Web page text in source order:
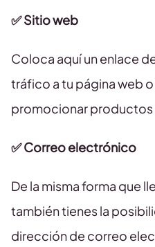
✅ Sitio web
Coloca aquí un enlace
tráfico a tu página web
promocionar productos
✅ Correo electrónico
De la misma forma que
también tienes la
dirección de correo